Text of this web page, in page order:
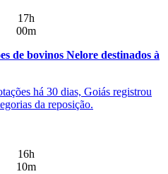
17h
00m
de bovinos Nelore destinados à
há 30 dias, Goiás registrou
da reposição.
16h
10m